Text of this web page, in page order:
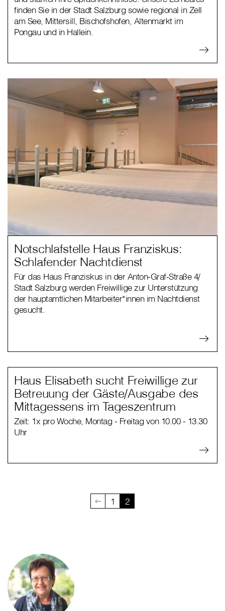
finden Sie in der Stadt Salzburg sowie regional in Zell
am See, Mittersill, Bischofshofen, Altenmarkt im
Pongau und in Hallein.
Notschlafstelle Haus Franziskus:
Schlafender Nachtdienst
Für das Haus Franziskus in der Anton-Graf-Straße 4/
Stadt Salzburg werden Freiwillige zur Unterstützung
der hauptamtlichen Mitarbeiter*innen im Nachtdienst
gesucht.
Haus Elisabeth sucht Freiwillige zur
Betreuung der Gäste/Ausgabe des
Mittagessens im Tageszentrum
Zeit: 1x pro Woche, Montag - Freitag von 10.00 - 13.30
Uhr
1 2